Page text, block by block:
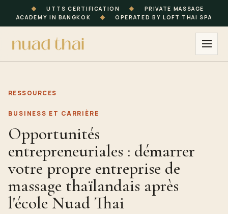
◆ UTTS CERTIFICATION ◆
PRIVATE MASSAGE
ACADEMY IN BANGKOK
◆ OPERATED BY LOFT THAI SPA
RESSOURCES
BUSINESS ET CARRIÈRE
Opportunités
entrepreneuriales : démarrer
votre propre entreprise de
massage thaïlandais après
l'école Nuad Thai